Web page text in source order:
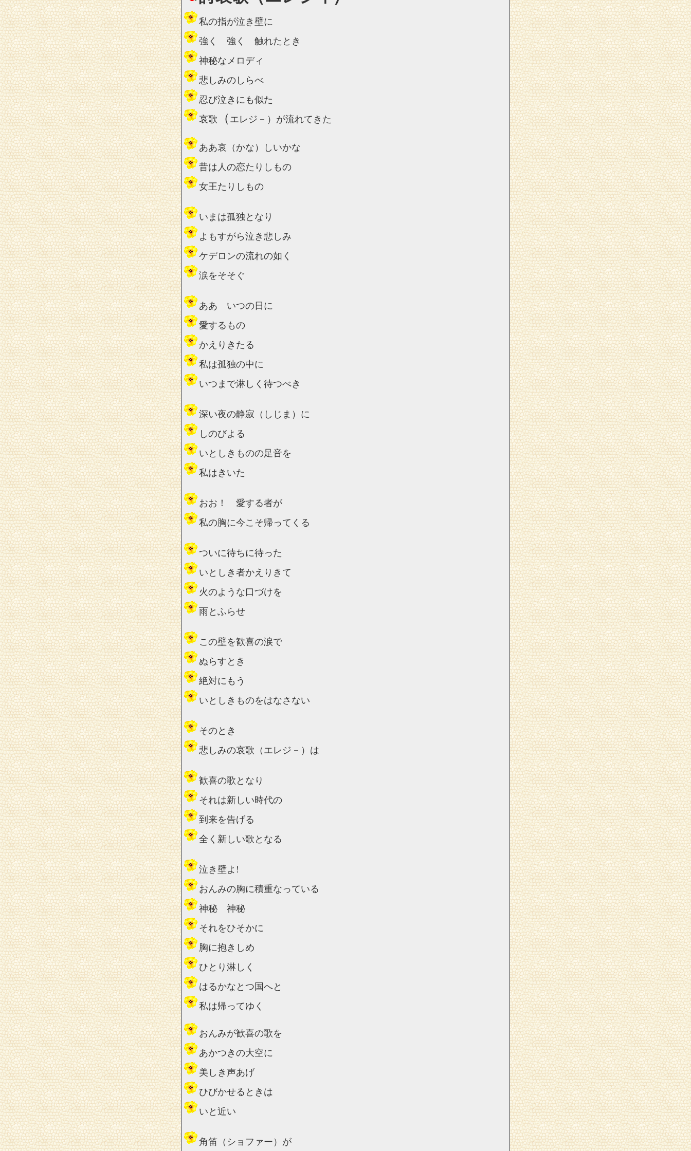
私の指が泣き壁に
強く 強く 触れたとき
神秘なメロディ
悲しみのしらべ
忍び泣きにも似た
哀歌
（ エレジ－）が流れてきた
ああ哀（かな）しいかな
昔は人の恋たりしもの
女王たりしもの
いまは孤独となり
よもすがら泣き悲しみ
ケデロンの流れの如く
涙をそそぐ
ああ いつの日に
愛するもの
かえりきたる
私は孤独の中に
いつまで淋しく待つべき
深い夜の静寂（しじま）に
しのびよる
いとしきものの足音を
私はきいた
おお！ 愛する者が
私の胸に今こそ帰ってくる
ついに待ちに待った
いとしき者かえりきて
火のような口づけを
雨とふらせ
この壁を歓喜の涙で
ぬらすとき
絶対にもう
いとしきものをはなさない
そのとき
悲しみの哀歌（エレジ－）は
歓喜の歌となり
それは新しい時代の
到来を告げる
全く新しい歌となる
泣き壁よ!
おんみの胸に積重なっている
神秘 神秘
それをひそかに
胸に抱きしめ
ひとり淋しく
はるかなとつ国へと
私は帰ってゆく
おんみが歓喜の歌を
あかつきの大空に
美しき声あげ
ひびかせるときは
いと近い
角笛（ショファー）が